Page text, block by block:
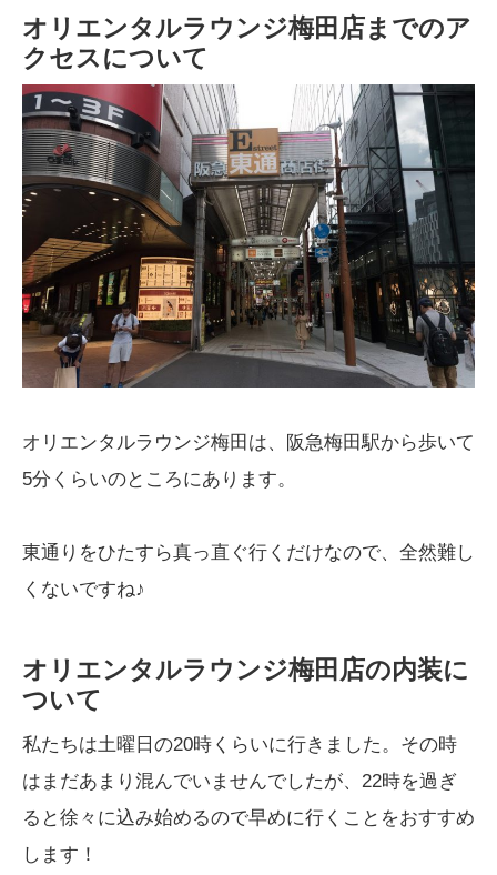
オリエンタルラウンジ梅田店までのア
クセスについて
オリエンタルラウンジ梅田は、阪急梅田駅から歩いて
5分くらいのところにあります。
東通りをひたすら真っ直ぐ行くだけなので、全然難し
くないですね♪
オリエンタルラウンジ梅田店の内装に
ついて
私たちは土曜日の20時くらいに行きました。その時
はまだあまり混んでいませんでしたが、22時を過ぎ
ると徐々に込み始めるので早めに行くことをおすすめ
します！